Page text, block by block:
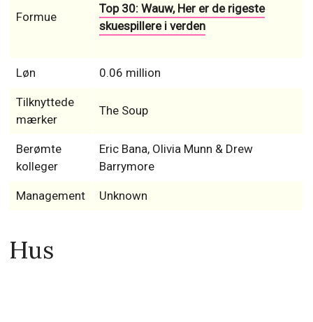
Formue
Top 30: Wauw, Her er de rigeste
skuespillere i verden
Løn 0.06 million
Tilknyttede
mærker
The Soup
Berømte
kolleger
Eric Bana, Olivia Munn & Drew
Barrymore
Management Unknown
Hus